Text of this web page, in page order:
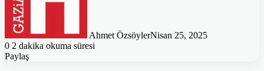
Ahmet ÖzsöylerNisan 25, 2025
0 2 dakika okuma süresi
Paylaş